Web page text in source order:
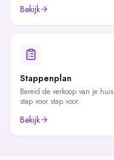
Bekijk
Stappenplan
Bereid de verkoop van je huis
stap voor stap voor.
Bekijk